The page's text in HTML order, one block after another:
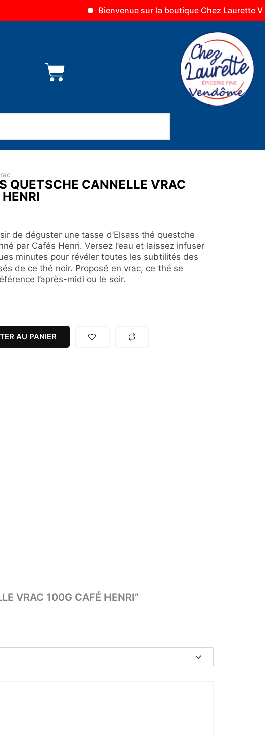
Bienvenue sur la boutique Chez Laurette Vendôme
QUETSCHE CANNELLE VRAC
de déguster une tasse d’Elsass thé questche
par Cafés Henri. Versez l’eau et laissez infuser
minutes pour révéler toutes les subtilités des
de ce thé noir. Proposé en vrac, ce thé se
l’après-midi ou le soir.
AU PANIER
VRAC 100G CAFÉ HENRI”